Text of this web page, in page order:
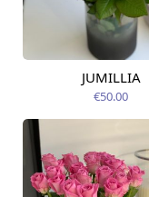
Pieejama no
09.08.2026
JUMILLIA
€50.00